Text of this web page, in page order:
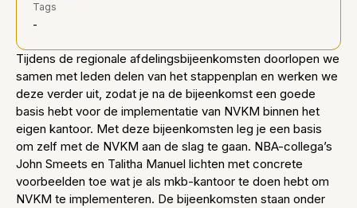
Tags
-
Tijdens de regionale afdelingsbijeenkomsten doorlopen we
samen met leden delen van het stappenplan en werken we
deze verder uit, zodat je na de bijeenkomst een goede
basis hebt voor de implementatie van NVKM binnen het
eigen kantoor. Met deze bijeenkomsten leg je een basis
om zelf met de NVKM aan de slag te gaan. NBA-collega’s
John Smeets en Talitha Manuel lichten met concrete
voorbeelden toe wat je als mkb-kantoor te doen hebt om
NVKM te implementeren. De bijeenkomsten staan onder